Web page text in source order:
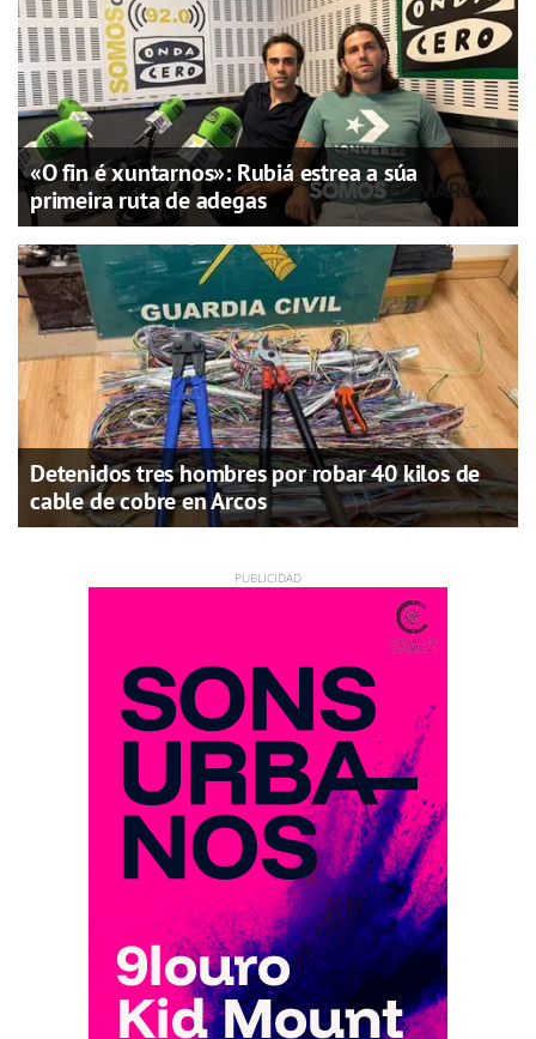
«O fin é xuntarnos»: Rubiá estrea a súa
primeira ruta de adegas
Detenidos tres hombres por robar 40 kilos de
cable de cobre en Arcos